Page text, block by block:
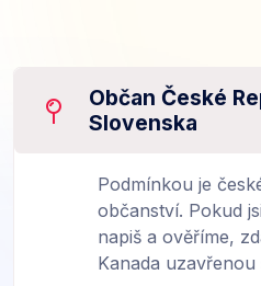
Občan České
Slovenska
Podmínkou je
občanství. Pokud
napiš a ověříme,
Kanada uzavřenou